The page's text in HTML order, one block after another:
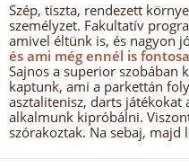
Szép, tiszta, rendezett
személyzet. Fakultatív
amivel éltünk is, és nagyon
és ami még ennél is
Sajnos a superior szobában
kaptunk, ami a parkettán
asztalitenisz, darts
alkalmunk kipróbálni.
szórakoztak. Na sebaj, majd